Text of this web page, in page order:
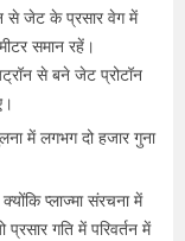
से जेट के प्रसार वेग में
समान रहें।
से बने जेट प्रोटॉन
में लगभग दो हजार गुना
प्लाज्मा संरचना में
गति में परिवर्तन में